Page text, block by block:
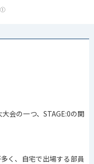
①
会の一つ、STAGE:0の関
く、自宅で出場する部員